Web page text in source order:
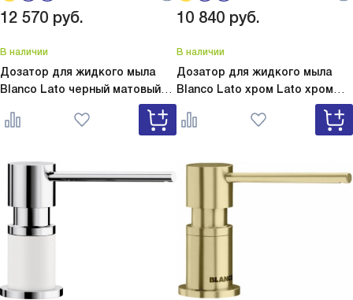
12 570 руб.
В наличии
Дозатор для жидкого мыла
Blanco Lato черный матовый
Lato черный матовый 525789
10 840 руб.
В наличии
Дозатор для жидкого мыла
Blanco Lato хром Lato хром